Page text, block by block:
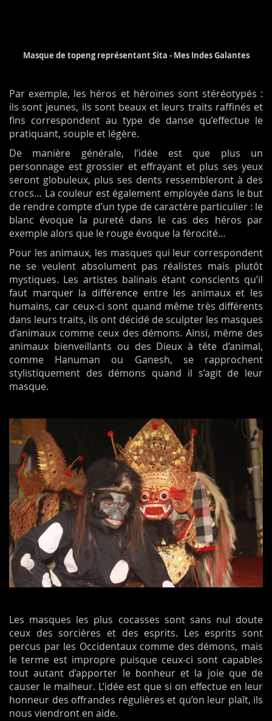
Masque de topeng représentant Sita - Mes Indes Galantes
Par exemple, les héros et héroïnes sont stéréotypés :
ils sont jeunes, ils sont beaux et leurs traits raffinés et
fins correspondent au type de danse qu’effectue le
pratiquant, souple et légère.
De manière générale, l’idée est que plus un
personnage est grossier et effrayant et plus ses yeux
seront globuleux, plus ses dents ressembleront à des
crocs… La couleur est également employée dans le but
de rendre compte d’un type de caractère particulier : le
blanc évoque la pureté dans le cas des héros par
exemple alors que le rouge évoque la férocité…
Pour les animaux, les masques qui leur correspondent
ne se veulent absolument pas réalistes mais plutôt
mystiques. Les artistes balinais étant conscients qu’il
faut marquer la différence entre les animaux et les
humains, car ceux-ci sont quand même très différents
dans leurs traits, ils ont décidé de sculpter les masques
d’animaux comme ceux des démons. Ainsi, même des
animaux bienveillants ou des Dieux à tête d’animal,
comme Hanuman ou Ganesh, se rapprochent
stylistiquement des démons quand il s’agit de leur
masque.
Les masques les plus cocasses sont sans nul doute
ceux des sorcières et des esprits. Les esprits sont
percus par les Occidentaux comme des démons, mais
le terme est impropre puisque ceux-ci sont capables
tout autant d’apporter le bonheur et la joie que de
causer le malheur. L’idée est que si on effectue en leur
honneur des offrandes régulières et qu’on leur plaît, ils
nous viendront en aide.